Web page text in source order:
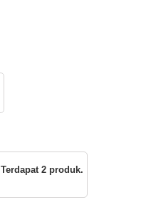
Terdapat 2 produk.